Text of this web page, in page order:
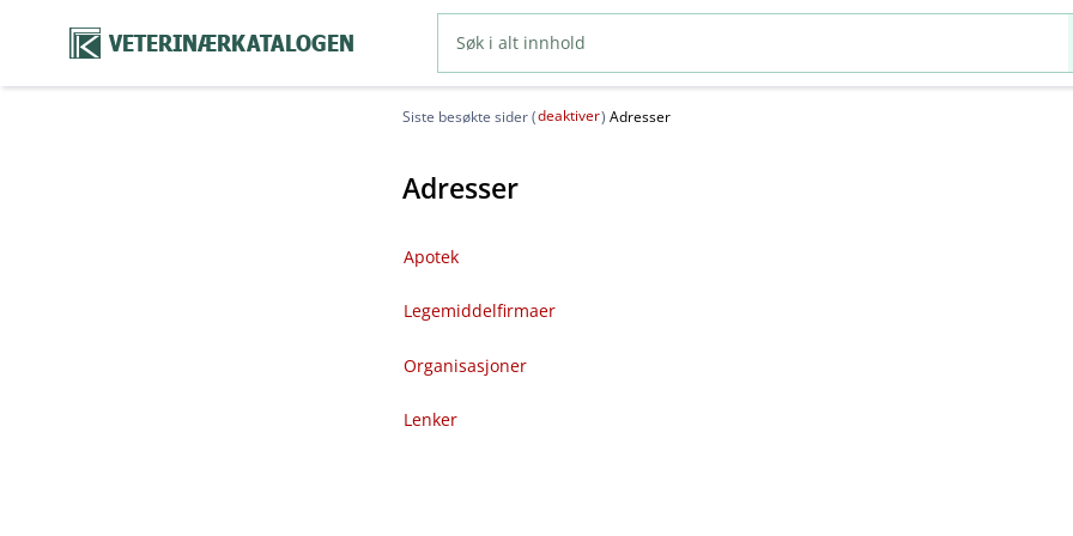
VETERINÆRKATALOGEN
Siste besøkte sider (deaktiver) Adresser
Adresser
Apotek
Legemiddelfirmaer
Organisasjoner
Lenker